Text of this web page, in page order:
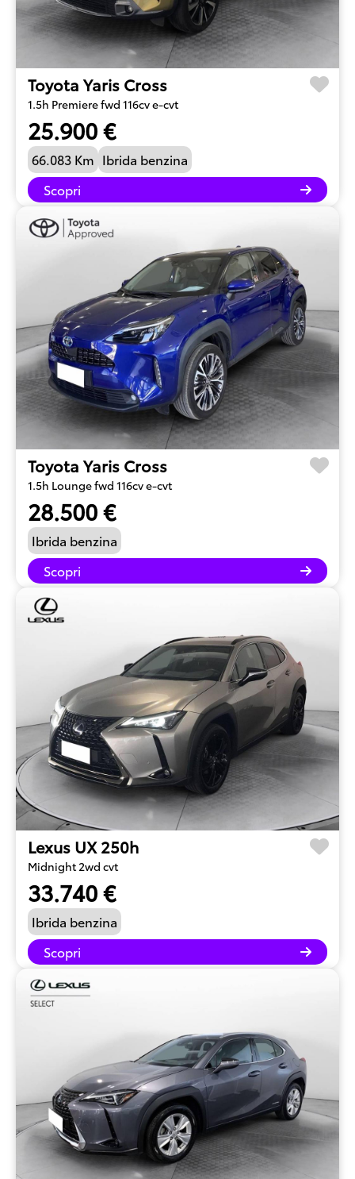
Toyota Yaris Cross
1.5h Premiere fwd 116cv e-cvt
25.900 €
66.083 Km Ibrida benzina
Scopri
Toyota Yaris Cross
1.5h Lounge fwd 116cv e-cvt
28.500 €
Ibrida benzina
Scopri
Lexus UX 250h
Midnight 2wd cvt
33.740 €
Ibrida benzina
Scopri